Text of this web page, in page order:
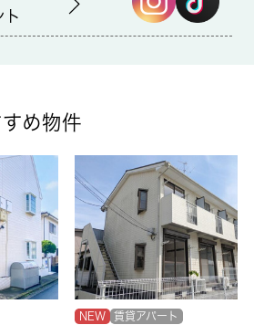
。こちらでは、追浜周辺にある賃貸情
ト
め物件
NEW 賃貸アパート